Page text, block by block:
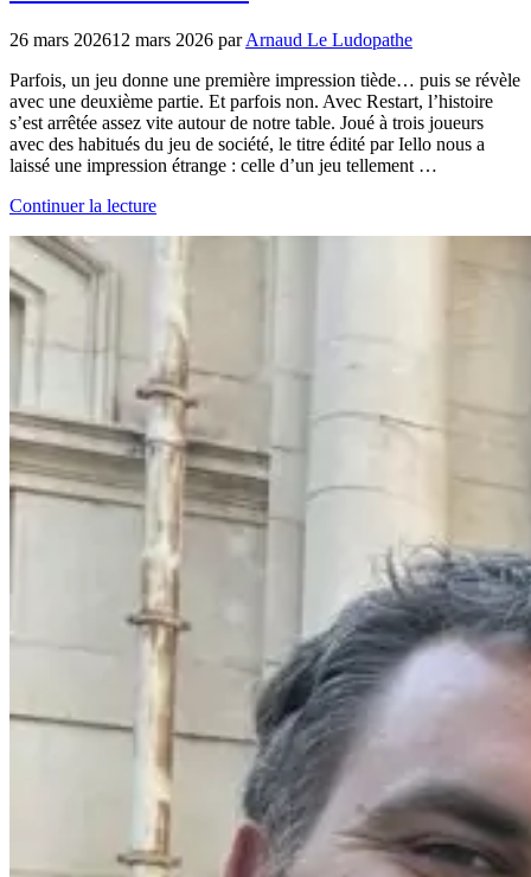
26 mars 202612 mars 2026 parArnaud Le Ludopathe
Parfois, un jeu donne une première impression tiède… puis se révèle
avec une deuxième partie. Et parfois non. Avec Restart, l’histoire
s’est arrêtée assez vite autour de notre table. Joué à trois joueurs
avec des habitués du jeu de société, le titre édité par Iello nous a
laissé une impression étrange : celle d’un jeu tellement …
Continuer la lecture